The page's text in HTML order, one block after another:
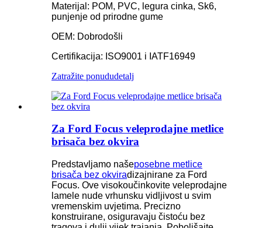
Materijal: POM, PVC, legura cinka, Sk6,
punjenje od prirodne gume
OEM: Dobrodošli
Certifikacija: ISO9001 i IATF16949
Zatražite ponududetalj
Za Ford Focus veleprodajne metlice
brisača bez okvira
Predstavljamo našeposebne metlice
brisača bez okviradizajnirane za Ford
Focus. Ove visokoučinkovite veleprodajne
lamele nude vrhunsku vidljivost u svim
vremenskim uvjetima. Precizno
konstruirane, osiguravaju čistoću bez